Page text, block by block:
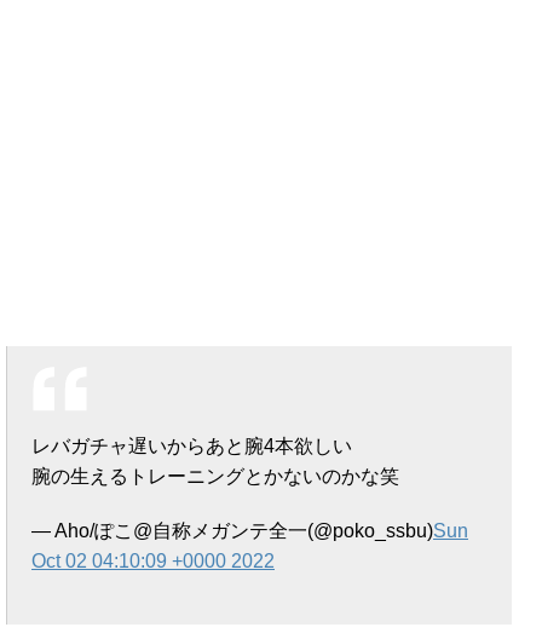
レバガチャ遅いからあと腕4本欲しい
腕の生えるトレーニングとかないのかな笑
— Aho/ぽこ@自称メガンテ全一(@poko_ssbu)Sun
Oct 02 04:10:09 +0000 2022